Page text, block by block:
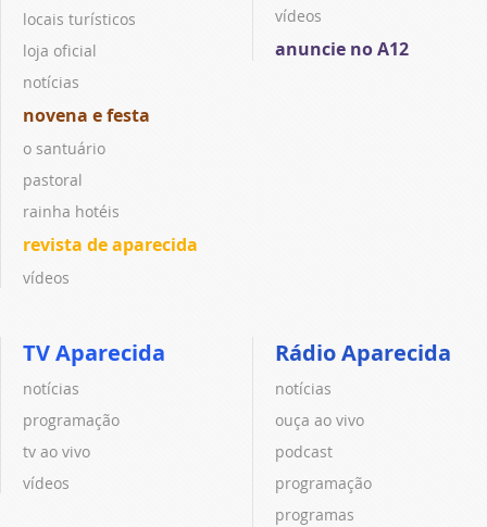
locais turísticos
loja oficial
notícias
novena e festa
o santuário
pastoral
rainha hotéis
revista de aparecida
vídeos
vídeos
anuncie no A12
TV Aparecida
notícias
programação
tv ao vivo
vídeos
Rádio Aparecida
notícias
ouça ao vivo
podcast
programação
programas